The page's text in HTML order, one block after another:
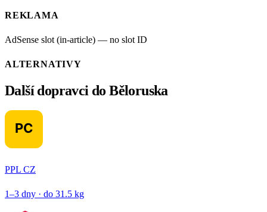
REKLAMA
AdSense slot (in-article) — no slot ID
ALTERNATIVY
Další dopravci do Běloruska
PPL CZ
1–3 dny · do 31.5 kg